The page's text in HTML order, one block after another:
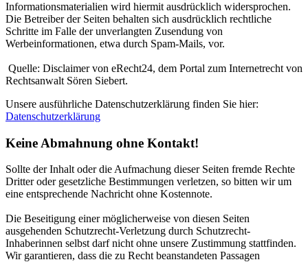
Informationsmaterialien wird hiermit ausdrücklich widersprochen.
Die Betreiber der Seiten behalten sich ausdrücklich rechtliche
Schritte im Falle der unverlangten Zusendung von
Werbeinformationen, etwa durch Spam-Mails, vor.
Quelle: Disclaimer von eRecht24, dem Portal zum Internetrecht von
Rechtsanwalt Sören Siebert.
Unsere ausführliche Datenschutzerklärung finden Sie hier:
Datenschutzerklärung
Keine Abmahnung ohne Kontakt!
Sollte der Inhalt oder die Aufmachung dieser Seiten fremde Rechte
Dritter oder gesetzliche Bestimmungen verletzen, so bitten wir um
eine entsprechende Nachricht ohne Kostennote.
Die Beseitigung einer möglicherweise von diesen Seiten
ausgehenden Schutzrecht-Verletzung durch Schutzrecht-
Inhaberinnen selbst darf nicht ohne unsere Zustimmung stattfinden.
Wir garantieren, dass die zu Recht beanstandeten Passagen